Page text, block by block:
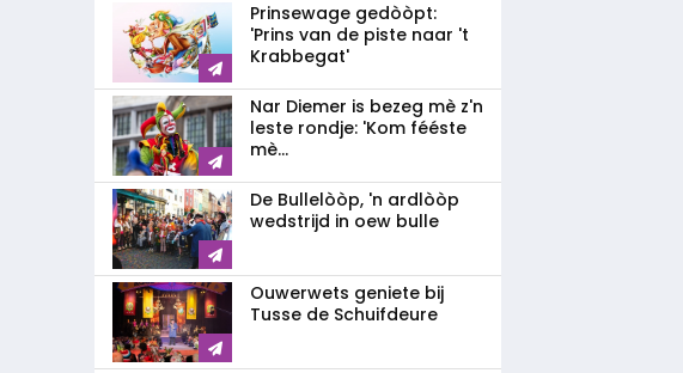
Prinsewage gedòòpt:
'Prins van de piste naar 't
Krabbegat'
Nar Diemer is bezeg mè z'n
leste rondje: 'Kom fééste
mè...
De Bullelòòp, 'n ardlòòp
wedstrijd in oew bulle
Ouwerwets geniete bij
Tusse de Schuifdeure